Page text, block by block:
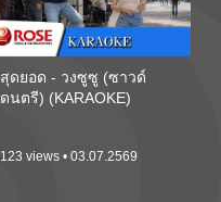
สุดยอด - วงซูซู (ซาวด์
ดนตรี) (KARAOKE)
123 views • 03.07.2569